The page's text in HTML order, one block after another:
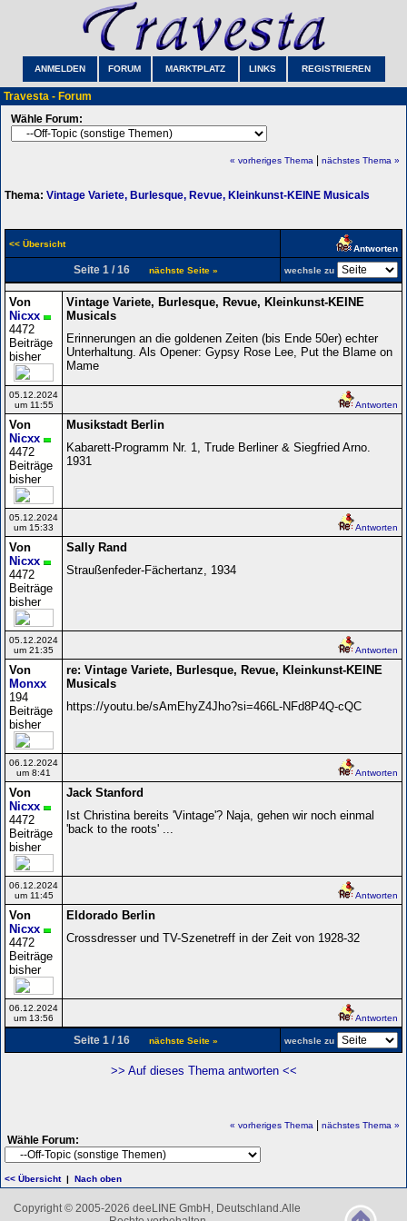
ANMELDEN FORUM MARKTPLATZ LINKS REGISTRIEREN
Travesta - Forum
Wähle Forum:
« vorheriges Thema nächstes Thema »
Thema: Vintage Variete, Burlesque, Revue, Kleinkunst-KEINE Musicals
<< Übersicht Antworten
Seite 1 / 16 nächste Seite » wechsle zu
Von
Nicxx
4472
Beiträge
bisher
Vintage Variete, Burlesque, Revue, Kleinkunst-KEINE
Musicals
Erinnerungen an die goldenen Zeiten (bis Ende 50er) echter
Unterhaltung. Als Opener: Gypsy Rose Lee, Put the Blame on
Mame
05.12.2024
um 11:55
Antworten
Von
Nicxx
4472
Beiträge
bisher
Musikstadt Berlin
Kabarett-Programm Nr. 1, Trude Berliner & Siegfried Arno.
1931
05.12.2024
um 15:33
Antworten
Von
Nicxx
4472
Beiträge
bisher
Sally Rand
Straußenfeder-Fächertanz, 1934
05.12.2024
um 21:35
Antworten
Von
Monxx
194
Beiträge
bisher
re: Vintage Variete, Burlesque, Revue, Kleinkunst-KEINE
Musicals
https://youtu.be/sAmEhyZ4Jho?si=466L-NFd8P4Q-cQC
06.12.2024
um 8:41
Antworten
Von
Nicxx
4472
Beiträge
bisher
Jack Stanford
Ist Christina bereits 'Vintage'? Naja, gehen wir noch einmal
'back to the roots' ...
06.12.2024
um 11:45
Antworten
Von
Nicxx
4472
Beiträge
bisher
Eldorado Berlin
Crossdresser und TV-Szenetreff in der Zeit von 1928-32
06.12.2024
um 13:56
Antworten
Seite 1 / 16 nächste Seite » wechsle zu
>> Auf dieses Thema antworten <<
« vorheriges Thema nächstes Thema »
Wähle Forum:
<< Übersicht| Nach oben
Copyright © 2005-2026 deeLINE GmbH, Deutschland.Alle